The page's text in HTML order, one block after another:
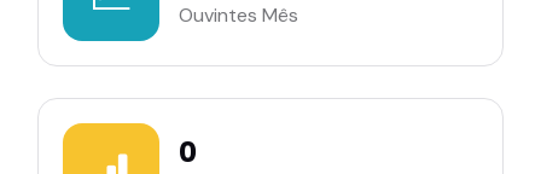
Ouvintes Mês
0